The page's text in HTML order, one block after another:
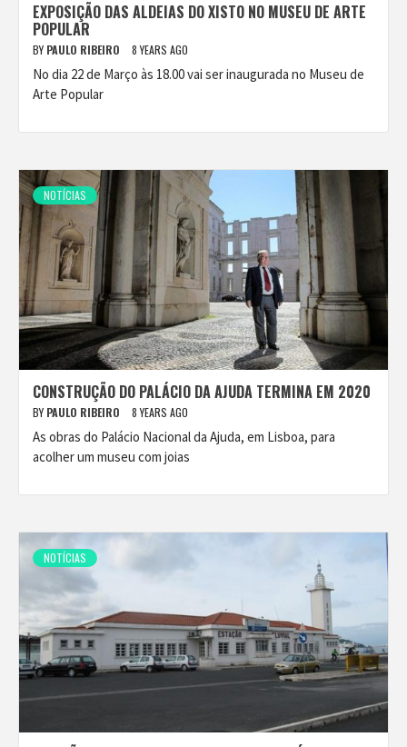
EXPOSIÇÃO DAS ALDEIAS DO XISTO NO MUSEU DE ARTE
POPULAR
BY PAULO RIBEIRO 8 YEARS AGO
No dia 22 de Março às 18.00 vai ser inaugurada no Museu de
Arte Popular
NOTÍCIAS
CONSTRUÇÃO DO PALÁCIO DA AJUDA TERMINA EM 2020
BY PAULO RIBEIRO 8 YEARS AGO
As obras do Palácio Nacional da Ajuda, em Lisboa, para
acolher um museu com joias
NOTÍCIAS